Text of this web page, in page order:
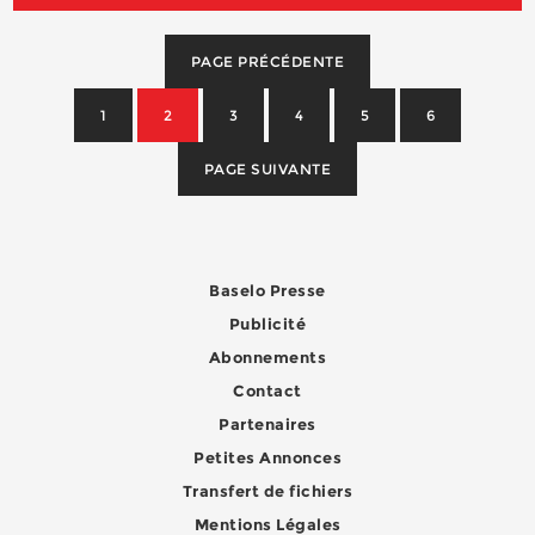
PAGE PRÉCÉDENTE
1 2 3 4 5 6
PAGE SUIVANTE
Baselo Presse
Publicité
Abonnements
Contact
Partenaires
Petites Annonces
Transfert de fichiers
Mentions Légales